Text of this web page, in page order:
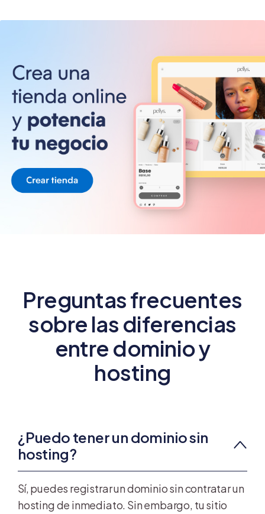
Preguntas frecuentes
sobre las diferencias
entre dominio y
hosting
¿Puedo tener un dominio sin
hosting?
Sí, puedes registrar un dominio sin contratar un
hosting de inmediato. Sin embargo, tu sitio